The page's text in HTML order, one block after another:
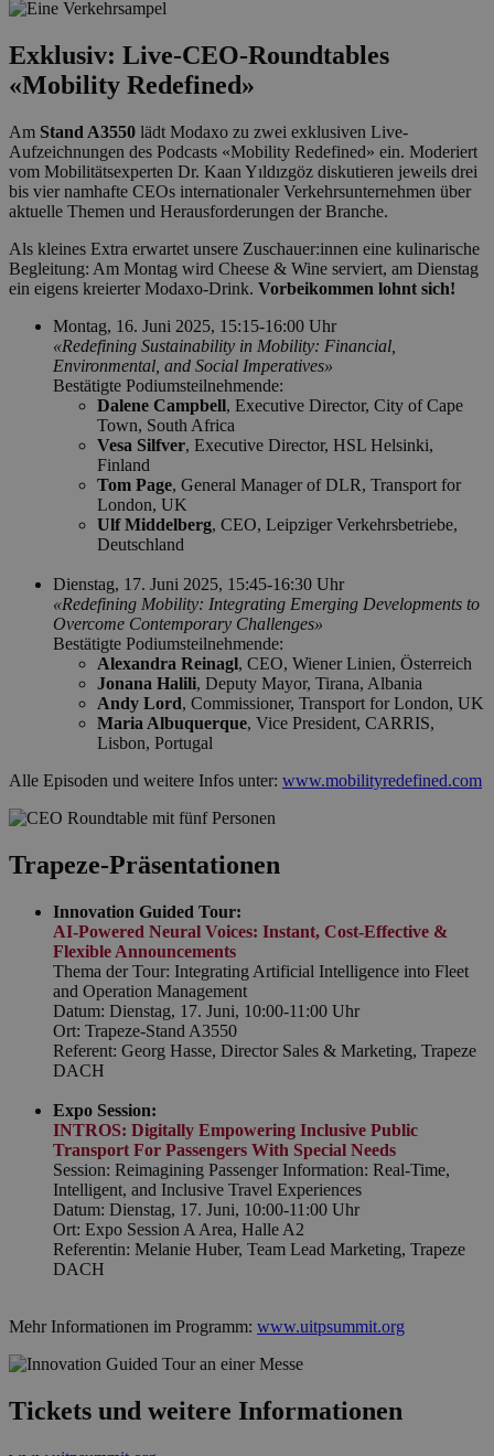
Exklusiv: Live-CEO-Roundtables
«Mobility Redefined»
Am Stand A3550 lädt Modaxo zu zwei exklusiven Live-
Aufzeichnungen des Podcasts «Mobility Redefined» ein. Moderiert
vom Mobilitätsexperten Dr. Kaan Yıldızgöz diskutieren jeweils drei
bis vier namhafte CEOs internationaler Verkehrsunternehmen über
aktuelle Themen und Herausforderungen der Branche.
Als kleines Extra erwartet unsere Zuschauer:innen eine kulinarische
Begleitung: Am Montag wird Cheese & Wine serviert, am Dienstag
ein eigens kreierter Modaxo-Drink. Vorbeikommen lohnt sich!
Montag, 16. Juni 2025, 15:15-16:00 Uhr
«Redefining Sustainability in Mobility: Financial,
Environmental, and Social Imperatives»
Bestätigte Podiumsteilnehmende:
Dalene Campbell, Executive Director, City of Cape
Town, South Africa
Vesa Silfver, Executive Director, HSL Helsinki,
Finland
Tom Page, General Manager of DLR, Transport for
London, UK
Ulf Middelberg, CEO, Leipziger Verkehrsbetriebe,
Deutschland
Dienstag, 17. Juni 2025, 15:45-16:30 Uhr
«Redefining Mobility: Integrating Emerging Developments to
Overcome Contemporary Challenges»
Bestätigte Podiumsteilnehmende:
Alexandra Reinagl, CEO, Wiener Linien, Österreich
Jonana Halili, Deputy Mayor, Tirana, Albania
Andy Lord, Commissioner, Transport for London, UK
Maria Albuquerque, Vice President, CARRIS,
Lisbon, Portugal
Alle Episoden und weitere Infos unter: www.mobilityredefined.com
Trapeze-Präsentationen
Innovation Guided Tour:
AI-Powered Neural Voices: Instant, Cost-Effective &
Flexible Announcements
Thema der Tour: Integrating Artificial Intelligence into Fleet
and Operation Management
Datum: Dienstag, 17. Juni, 10:00-11:00 Uhr
Ort: Trapeze-Stand A3550
Referent: Georg Hasse, Director Sales & Marketing, Trapeze
DACH
Expo Session:
INTROS: Digitally Empowering Inclusive Public
Transport For Passengers With Special Needs
Session: Reimagining Passenger Information: Real-Time,
Intelligent, and Inclusive Travel Experiences
Datum: Dienstag, 17. Juni, 10:00-11:00 Uhr
Ort: Expo Session A Area, Halle A2
Referentin: Melanie Huber, Team Lead Marketing, Trapeze
DACH
Mehr Informationen im Programm: www.uitpsummit.org
Tickets und weitere Informationen